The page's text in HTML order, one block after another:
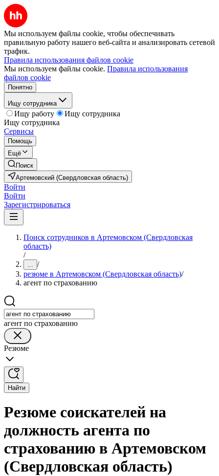
Мы используем файлы cookie, чтобы обеспечивать
правильную работу нашего веб-сайта и анализировать сетевой
трафик.
Правила использования файлов cookie
Мы используем файлы cookie. Правила использования
файлов cookie
Понятно
Ищу сотрудника
Ищу работу
Ищу сотрудника
Ищу сотрудника
Сервисы
Помощь
Ещё
Поиск
Артемовский (Свердловская область)
Войти
Войти
Зарегистрироваться
Поиск сотрудников в Артемовском (Свердловская
область)
/
... /
резюме в Артемовском (Свердловская область)/
агент по страхованию
агент по страхованию
Резюме
Найти
Резюме соискателей на
должность агента по
страхованию в Артемовском
(Свердловская область)